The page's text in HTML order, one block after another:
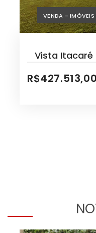
VENDA - IMÓVEIS
Vista
R$427.513,00